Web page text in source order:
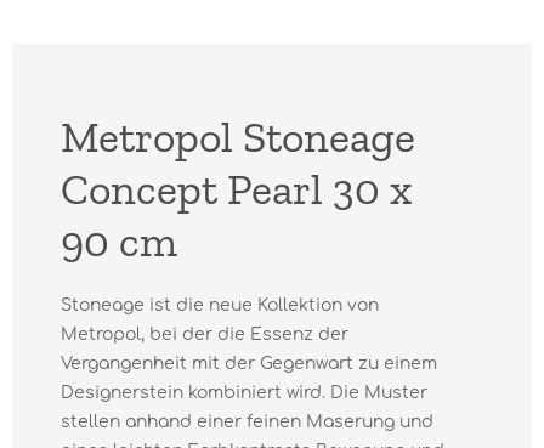
Metropol Stoneage
Concept Pearl 30 x
90 cm
Stoneage ist die neue Kollektion von
Metropol, bei der die Essenz der
Vergangenheit mit der Gegenwart zu einem
Designerstein kombiniert wird. Die Muster
stellen anhand einer feinen Maserung und